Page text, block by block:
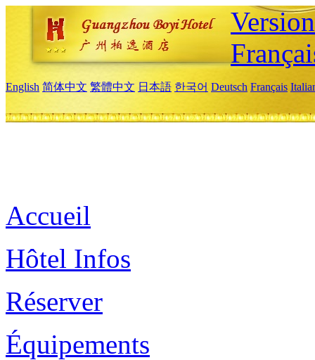
English 简体中文 繁體中文 日本語 한국어 Deutsch Français
Accueil
Hôtel Infos
Réserver
Équipements